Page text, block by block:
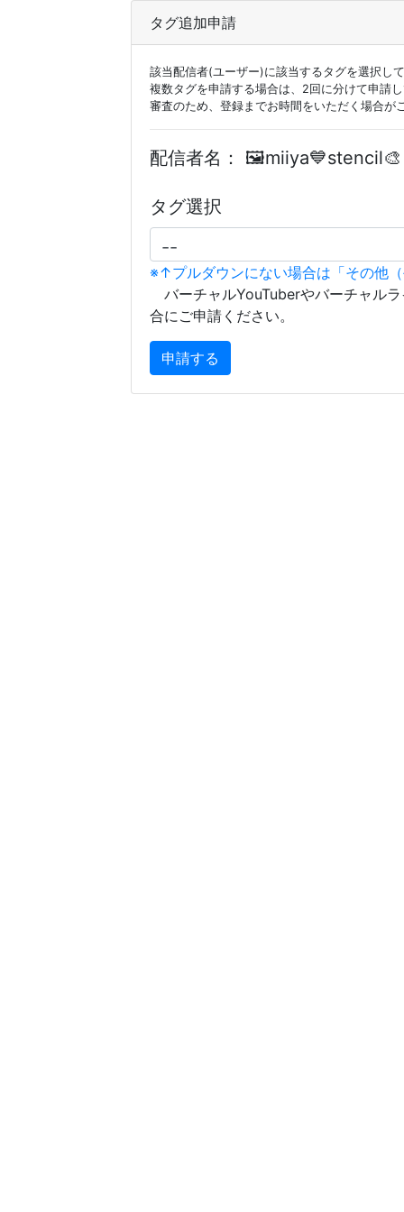
タグ追加申請
該当配信者(ユーザー)に該当するタグを選択し
複数タグを申請する場合は、2回に分けて申請
審査のため、登録までお時間をいただく場合が
配信者名： 🖼️miiya💙stencil🎨
タグ選択
※↑プルダウンにない場合は「その他
バーチャルYouTuberやバーチャル
合にご申請ください。
申請する